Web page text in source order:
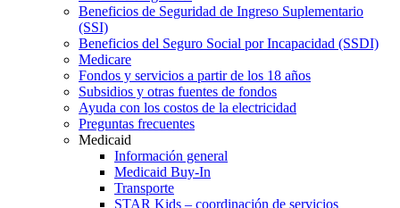
Beneficios de Seguridad de Ingreso Suplementario
(SSI)
Beneficios del Seguro Social por Incapacidad (SSDI)
Medicare
Fondos y servicios a partir de los 18 años
Subsidios y otras fuentes de fondos
Ayuda con los costos de la electricidad
Preguntas frecuentes
Medicaid
Información general
Medicaid Buy-In
Transporte
STAR Kids – coordinación de servicios